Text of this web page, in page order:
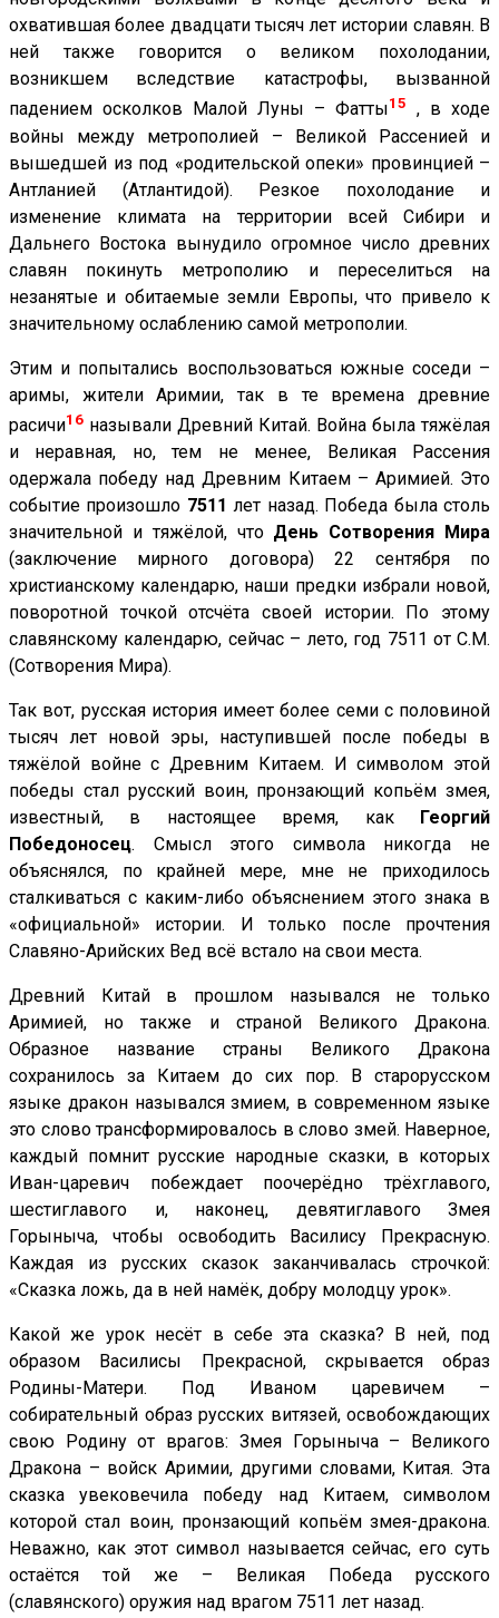
охватившая более двадцати тысяч лет истории славян. В
ней также говорится о великом похолодании,
возникшем вследствие катастрофы, вызванной
падением осколков Малой Луны – Фатты15
, в ходе
войны между метрополией – Великой Рассенией и
вышедшей из под «родительской опеки» провинцией –
Антланией (Атлантидой). Резкое похолодание и
изменение климата на территории всей Сибири и
Дальнего Востока вынудило огромное число древних
славян покинуть метрополию и переселиться на
незанятые и обитаемые земли Европы, что привело к
значительному ослаблению самой метрополии.
Этим и попытались воспользоваться южные соседи –
аримы, жители Аримии, так в те времена древние
расичи16 называли Древний Китай. Война была тяжёлая
и неравная, но, тем не менее, Великая Рассения
одержала победу над Древним Китаем – Аримией. Это
событие произошло 7511 лет назад. Победа была столь
значительной и тяжёлой, что День Сотворения Мира
(заключение мирного договора) 22 сентября по
христианскому календарю, наши предки избрали новой,
поворотной точкой отсчёта своей истории. По этому
славянскому календарю, сейчас – лето, год 7511 от С.М.
(Сотворения Мира).
Так вот, русская история имеет более семи с половиной
тысяч лет новой эры, наступившей после победы в
тяжёлой войне с Древним Китаем. И символом этой
победы стал русский воин, пронзающий копьём змея,
известный, в настоящее время, как Георгий
Победоносец. Смысл этого символа никогда не
объяснялся, по крайней мере, мне не приходилось
сталкиваться с каким-либо объяснением этого знака в
«официальной» истории. И только после прочтения
Славяно-Арийских Вед всё встало на свои места.
Древний Китай в прошлом назывался не только
Аримией, но также и страной Великого Дракона.
Образное название страны Великого Дракона
сохранилось за Китаем до сих пор. В старорусском
языке дракон назывался змием, в современном языке
это слово трансформировалось в слово змей. Наверное,
каждый помнит русские народные сказки, в которых
Иван-царевич побеждает поочерёдно трёхглавого,
шестиглавого и, наконец, девятиглавого Змея
Горыныча, чтобы освободить Василису Прекрасную.
Каждая из русских сказок заканчивалась строчкой:
«Сказка ложь, да в ней намёк, добру молодцу урок».
Какой же урок несёт в себе эта сказка? В ней, под
образом Василисы Прекрасной, скрывается образ
Родины-Матери. Под Иваном царевичем –
собирательный образ русских витязей, освобождающих
свою Родину от врагов: Змея Горыныча – Великого
Дракона – войск Аримии, другими словами, Китая. Эта
сказка увековечила победу над Китаем, символом
которой стал воин, пронзающий копьём змея-дракона.
Неважно, как этот символ называется сейчас, его суть
остаётся той же – Великая Победа русского
(славянского) оружия над врагом 7511 лет назад.